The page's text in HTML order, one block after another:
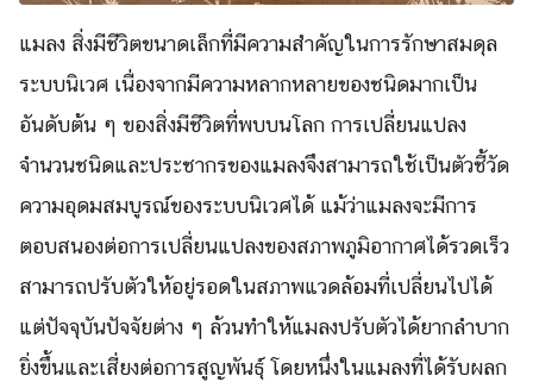
แมลง สิ่งมีชีวิตขนาดเล็กที่มีความสำคัญในการรักษาสมดุล
ระบบนิเวศ เนื่องจากมีความหลากหลายของชนิดมากเป็น
อันดับต้น ๆ ของสิ่งมีชีวิตที่พบบนโลก การเปลี่ยนแปลง
จำนวนชนิดและประชากรของแมลงจึงสามารถใช้เป็นตัวชี้วัด
ความอุดมสมบูรณ์ของระบบนิเวศได้ แม้ว่าแมลงจะมีการ
ตอบสนองต่อการเปลี่ยนแปลงของสภาพภูมิอากาศได้รวดเร็ว
สามารถปรับตัวให้อยู่รอดในสภาพแวดล้อมที่เปลี่ยนไปได้
แต่ปัจจุบันปัจจัยต่าง ๆ ล้วนทำให้แมลงปรับตัวได้ยากลำบาก
ยิ่งขึ้นและเสี่ยงต่อการสูญพันธุ์ โดยหนึ่งในแมลงที่ได้รับผลก